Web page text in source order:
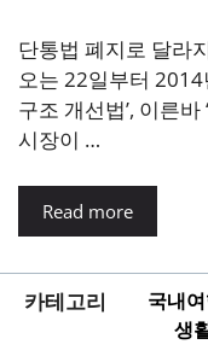
단통법 폐지로 달라
오는 22일부터 2014
구조 개선법’, 이른
시장이 …
Read more
카테고리 국내
생